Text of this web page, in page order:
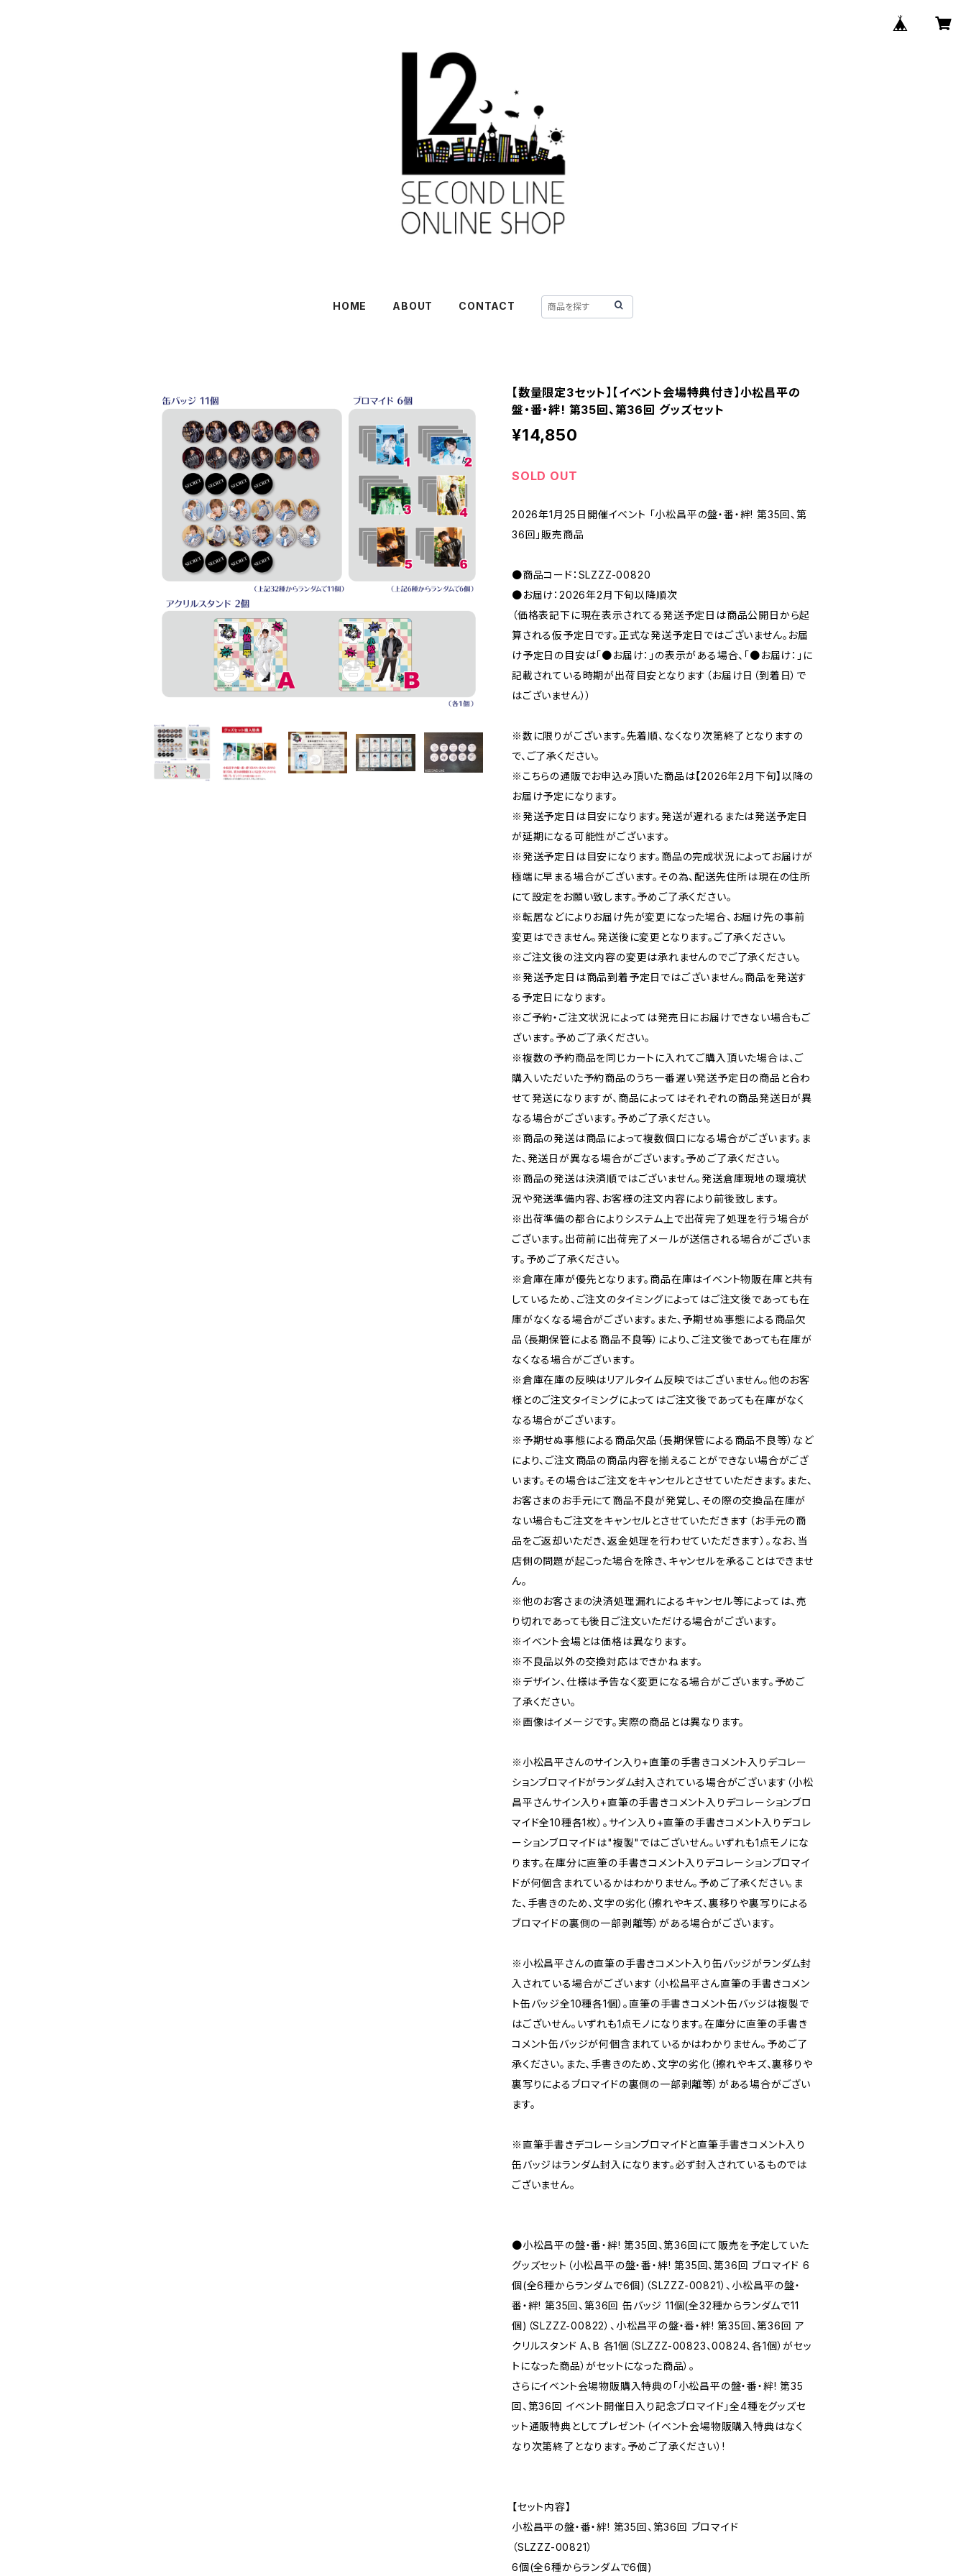
HOME ABOUT CONTACT
【数量限定3セット】【イベント会場特典付き】小松昌平の
盤・番・絆! 第35回、第36回 グッズセット
¥14,850
SOLD OUT
2026年1月25日開催イベント 「小松昌平の盤・番・絆! 第35回、第
36回」販売商品
●商品コード：SLZZZ-00820
●お届け：2026年2月下旬以降順次
（価格表記下に現在表示されてる発送予定日は商品公開日から起
算される仮予定日です。正式な発送予定日ではございません。お届
け予定日の目安は「●お届け：」の表示がある場合、「●お届け：」に
記載されている時期が出荷目安となります（お届け日（到着日）で
はございません））
※数に限りがございます。先着順、なくなり次第終了となりますの
で、ご了承ください。
※こちらの通販でお申込み頂いた商品は【2026年2月下旬】以降の
お届け予定になります。
※発送予定日は目安になります。発送が遅れるまたは発送予定日
が延期になる可能性がございます。
※発送予定日は目安になります。商品の完成状況によってお届けが
極端に早まる場合がございます。その為、配送先住所は現在の住所
にて設定をお願い致します。予めご了承ください。
※転居などによりお届け先が変更になった場合、お届け先の事前
変更はできません。発送後に変更となります。ご了承ください。
※ご注文後の注文内容の変更は承れませんのでご了承ください。
※発送予定日は商品到着予定日ではございません。商品を発送す
る予定日になります。
※ご予約・ご注文状況によっては発売日にお届けできない場合もご
ざいます。予めご了承ください。
※複数の予約商品を同じカートに入れてご購入頂いた場合は、ご
購入いただいた予約商品のうち一番遅い発送予定日の商品と合わ
せて発送になりますが、商品によってはそれぞれの商品発送日が異
なる場合がございます。予めご了承ください。
※商品の発送は商品によって複数個口になる場合がございます。ま
た、発送日が異なる場合がございます。予めご了承ください。
※商品の発送は決済順ではございません。発送倉庫現地の環境状
況や発送準備内容、お客様の注文内容により前後致します。
※出荷準備の都合によりシステム上で出荷完了処理を行う場合が
ございます。出荷前に出荷完了メールが送信される場合がございま
す。予めご了承ください。
※倉庫在庫が優先となります。商品在庫はイベント物販在庫と共有
しているため、ご注文のタイミングによってはご注文後であっても在
庫がなくなる場合がございます。また、予期せぬ事態による商品欠
品（長期保管による商品不良等）により、ご注文後であっても在庫が
なくなる場合がございます。
※倉庫在庫の反映はリアルタイム反映ではございません。他のお客
様とのご注文タイミングによってはご注文後であっても在庫がなく
なる場合がございます。
※予期せぬ事態による商品欠品（長期保管による商品不良等）など
により、ご注文商品の商品内容を揃えることができない場合がござ
います。その場合はご注文をキャンセルとさせていただきます。また、
お客さまのお手元にて商品不良が発覚し、その際の交換品在庫が
ない場合もご注文をキャンセルとさせていただきます（お手元の商
品をご返却いただき、返金処理を行わせていただきます）。なお、当
店側の問題が起こった場合を除き、キャンセルを承ることはできませ
ん。
※他のお客さまの決済処理漏れによるキャンセル等によっては、売
り切れであっても後日ご注文いただける場合がございます。
※イベント会場とは価格は異なります。
※不良品以外の交換対応はできかねます。
※デザイン、仕様は予告なく変更になる場合がございます。予めご
了承ください。
※画像はイメージです。実際の商品とは異なります。
※小松昌平さんのサイン入り+直筆の手書きコメント入りデコレー
ションブロマイドがランダム封入されている場合がございます（小松
昌平さんサイン入り+直筆の手書きコメント入りデコレーションブロ
マイド全10種各1枚）。サイン入り+直筆の手書きコメント入りデコレ
ーションブロマイドは"複製"ではございせん。いずれも1点モノにな
ります。在庫分に直筆の手書きコメント入りデコレーションブロマイ
ドが何個含まれているかはわかりません。予めご了承ください。ま
た、手書きのため、文字の劣化（擦れやキズ、裏移りや裏写りによる
ブロマイドの裏側の一部剥離等）がある場合がございます。
※小松昌平さんの直筆の手書きコメント入り缶バッジがランダム封
入されている場合がございます（小松昌平さん直筆の手書きコメン
ト缶バッジ全10種各1個）。直筆の手書きコメント缶バッジは複製で
はございせん。いずれも1点モノになります。在庫分に直筆の手書き
コメント缶バッジが何個含まれているかはわかりません。予めご了
承ください。また、手書きのため、文字の劣化（擦れやキズ、裏移りや
裏写りによるブロマイドの裏側の一部剥離等）がある場合がござい
ます。
※直筆手書きデコレーションブロマイドと直筆手書きコメント入り
缶バッジはランダム封入になります。必ず封入されているものでは
ございません。
●小松昌平の盤・番・絆! 第35回、第36回にて販売を予定していた
グッズセット（小松昌平の盤・番・絆! 第35回、第36回 ブロマイド 6
個(全6種からランダムで6個)（SLZZZ-00821）、小松昌平の盤・
番・絆! 第35回、第36回 缶バッジ 11個(全32種からランダムで11
個)（SLZZZ-00822）、小松昌平の盤・番・絆! 第35回、第36回 ア
クリルスタンド A、B 各1個（SLZZZ-00823、00824、各1個）がセッ
トになった商品）がセットになった商品）。
さらにイベント会場物販購入特典の「小松昌平の盤・番・絆! 第35
回、第36回 イベント開催日入り記念ブロマイド」全4種をグッズセ
ット通販特典としてプレゼント（イベント会場物販購入特典はなく
なり次第終了となります。予めご了承ください）!
【セット内容】
小松昌平の盤・番・絆! 第35回、第36回 ブロマイド
（SLZZZ-00821）
6個(全6種からランダムで6個)